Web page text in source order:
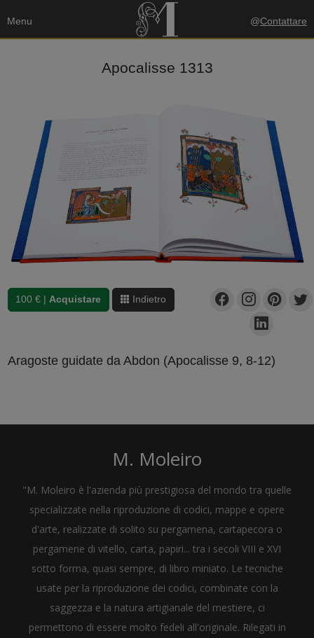
Menu @Contattare
Apocalisse 1313
100 € | Acquistare Indietro
Aragoste guidate da Abdon (Apocalisse 9, 8-12)
M. Moleiro
"M. Moleiro è l'azienda più prestigiosa del mondo tra quelle
specializzate nella riproduzione di codici, mappe e opere
d'arte, realizzate di solito su pergamena, cartapecora o
pergamene di vitello, carta, papiri... tra i secoli VIII e XVI
sotto forma, quasi sempre, di libro miniato. Le tecniche
usate per la riproduzione dei codici, combinate con la
saggezza e la natura artigianale del mestiere, ci
permettono di essere molto fedeli all'originale. Rilegati in